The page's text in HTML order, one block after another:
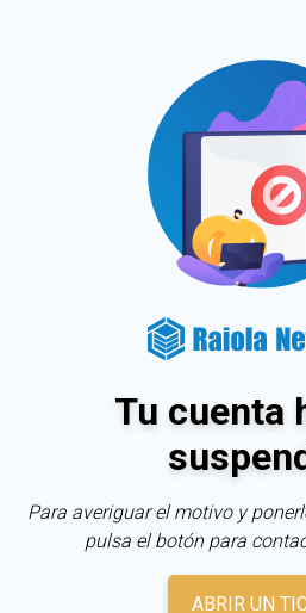
Tu cuenta
Para averiguar el motivo y
pulsa el botón para
ABRIR UN